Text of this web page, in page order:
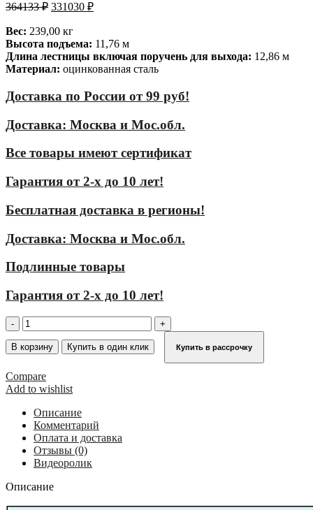
364133₽ 331030 ₽
Вес: 239,00 кг
Высота подъема: 11,76 м
Длина лестницы включая поручень для выхода: 12,86 м
Материал: оцинкованная сталь
Доставка по России от 99 руб!
Доставка: Москва и Мос.обл.
Все товары имеют сертификат
Гарантия от 2-х до 10 лет!
Бесплатная доставка в регионы!
Доставка: Москва и Мос.обл.
Подлинные товары
Гарантия от 2-х до 10 лет!
Количество
товара
Стационарная
лестница
для
оборудования
KRAUSE
(сталь)
11,76
м
с
переходами
836618
В корзину Купить в один клик Купить в рассрочку
Compare
Add to wishlist
Описание
Комментарий
Оплата и доставка
Отзывы (0)
Видеоролик
Описание